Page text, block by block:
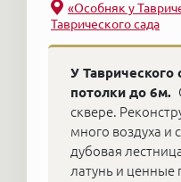
«Особняк у
Таврического сада
У Таврического
потолки до 6м.
сквере.
много воздуха и
дубовая
латунь и ценные